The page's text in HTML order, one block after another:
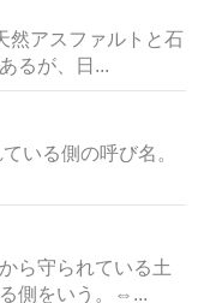
然アスファルトと石
るが、日...
いる側の呼び名。
ら守られている土
側をいう。⇔...